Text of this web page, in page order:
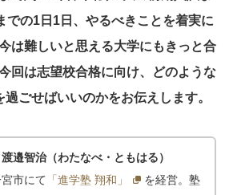
での1日1日、やるべきことを着実に
は難しいと思える大学にもきっと合
回は志望校合格に向け、どのような
ごせばいいのかをお伝えします。
邉智治（わたなべ・ともはる）
市にて 「進学塾 翔和」
を経営。塾